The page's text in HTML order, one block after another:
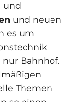
und
und neuen
es um
Bahnhof.
Themen